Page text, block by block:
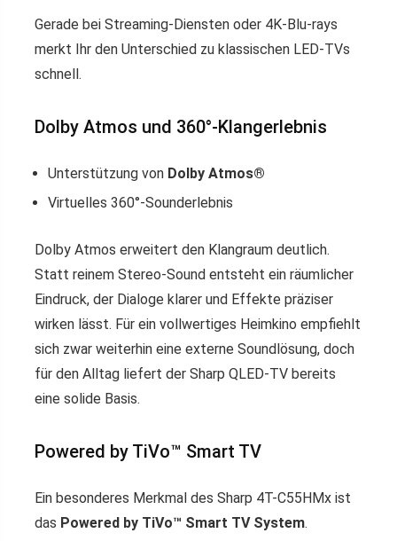
Gerade bei Streaming-Diensten oder 4K-Blu-rays
merkt Ihr den Unterschied zu klassischen LED-TVs
schnell.
Dolby Atmos und 360°-Klangerlebnis
Unterstützung von Dolby Atmos®
Virtuelles 360°-Sounderlebnis
Dolby Atmos erweitert den Klangraum deutlich.
Statt reinem Stereo-Sound entsteht ein räumlicher
Eindruck, der Dialoge klarer und Effekte präziser
wirken lässt. Für ein vollwertiges Heimkino empfiehlt
sich zwar weiterhin eine externe Soundlösung, doch
für den Alltag liefert der Sharp QLED-TV bereits
eine solide Basis.
Powered by TiVo™ Smart TV
Ein besonderes Merkmal des Sharp 4T-C55HMx ist
das Powered by TiVo™ Smart TV System.